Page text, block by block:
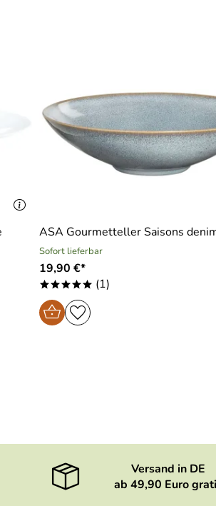
ASA Gourmetteller Saisons
Sofort lieferbar
19,90 €*
***** (1)
Versand in DE
ab 49,90 Euro